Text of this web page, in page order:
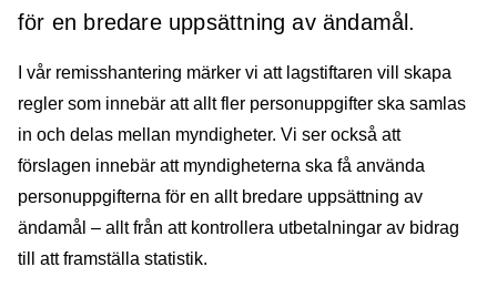
för en bredare uppsättning av ändamål.
I vår remisshantering märker vi att lagstiftaren vill skapa
regler som innebär att allt fler personuppgifter ska samlas
in och delas mellan myndigheter. Vi ser också att
förslagen innebär att myndigheterna ska få använda
personuppgifterna för en allt bredare uppsättning av
ändamål – allt från att kontrollera utbetalningar av bidrag
till att framställa statistik.